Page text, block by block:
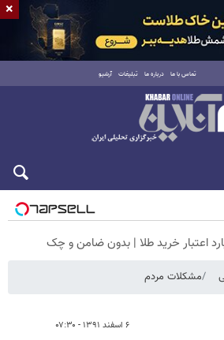
تماس با ما درباره ما تبلیغات آرشیو
۱۴۰۵
مشکلات مردم
۶ اسفند ۱۳۹۱ - ۰۷:۳۰
×